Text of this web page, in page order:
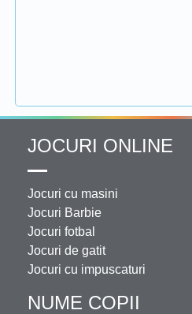
JOCURI ONLINE
Jocuri cu masini
Jocuri Barbie
Jocuri fotbal
Jocuri de gatit
Jocuri cu impuscaturi
NUME COPII